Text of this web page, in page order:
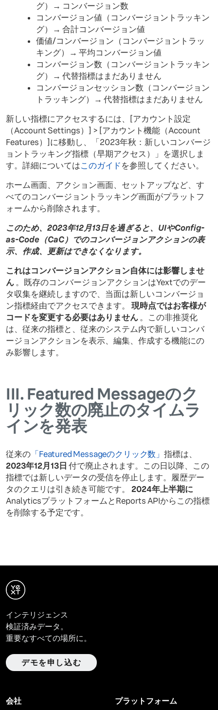
グ）→ コンバージョン数
コンバージョン値（コンバージョントラッキン
グ）→ 合計コンバージョン値
価値/コンバージョン（コンバージョントラッ
キング）→ 平均コンバージョン値
コンバージョン数（コンバージョントラッキン
グ）→ 代替指標はまだありません
コンバージョンセッション数（コンバージョン
トラッキング）→ 代替指標はまだありません
新しい指標にアクセスするには、[アカウント設定
（Account Settings）] > [アカウント機能（Account
Features）]に移動し、「2023年秋：新しいコンバージ
ョントラッキング指標（早期アクセス）」を選択しま
す。詳細についてはこのガイドを参照してください。
ホーム画面、アクション画面、セットアップなど、す
べてのコンバージョントラッキング画面がプラットフ
ォームから削除されます。
このため、2023年12月13日を過ぎると、UIやConfig-
as-Code（CaC）でのコンバージョンアクションの表
示、作成、更新はできなくなります。
これはコンバージョンアクション自体には影響しませ
ん。既存のコンバージョンアクションはYextでのデー
タ収集を継続しますので、当面は新しいコンバージョ
ン指標経由でアクセスできます。 現時点ではお客様が
コードを変更する必要はありません。この非推奨化
は、従来の指標と、従来のシステム内で新しいコンバ
ージョンアクションを表示、編集、作成する機能にの
み影響します。
III. Featured Messageのク
リック数の廃止のタイムラ
インを発表
従来の 「Featured Messageのクリック数」指標は、
2023年12月13日 付で廃止されます。この日以降、この
指標では新しいデータの受信を停止します。履歴デー
タのクエリは引き続き可能です。 2024年上半期に
AnalyticsプラットフォームとReports APIからこの指標
を削除する予定です。
インテリジェンス
検証済みデータ。
重要なすべての場所に。
デモを申し込む
会社
プラットフォーム